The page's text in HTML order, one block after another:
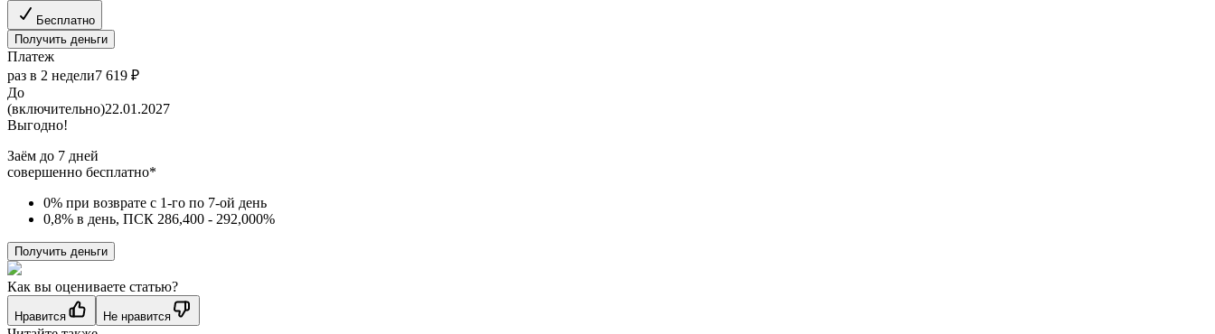
Бесплатно
Получить деньги
Платеж
раз в 2 недели7 619 ₽
До
(включительно)22.01.2027
Выгодно!
Заём до 7 дней
совершенно бесплатно*
0% при возврате с 1-го по 7-ой день
0,8% в день, ПСК 286,400 - 292,000%
Получить деньги
Как вы оцениваете статью?
Нравится Не нравится